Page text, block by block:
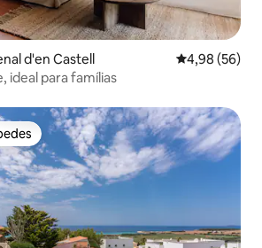
d'en Castell 4,98 de uma
4,98 (56)
ideal para famílias